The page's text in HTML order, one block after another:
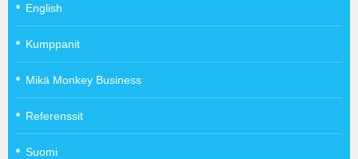
English
Kumppanit
Mikä Monkey Business
Referenssit
Suomi